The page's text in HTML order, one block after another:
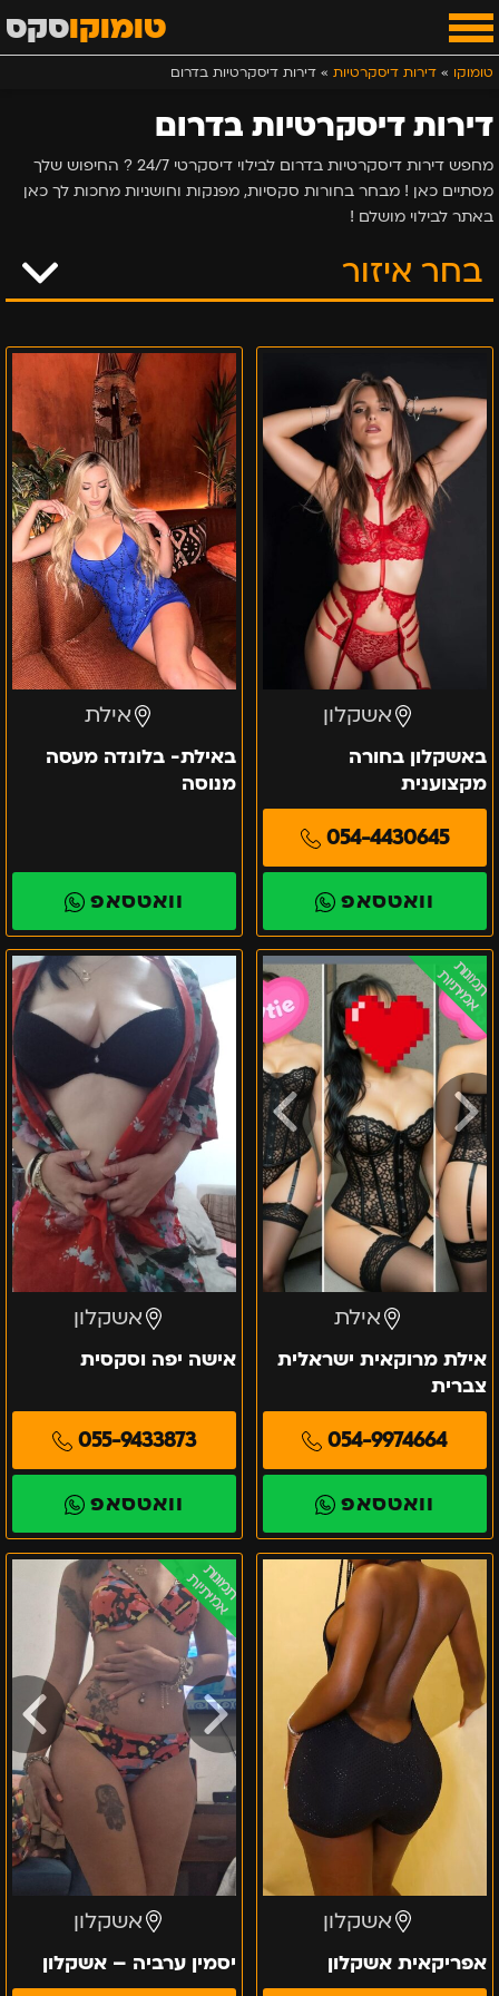
דירות דיסקרטיות בדרום
מחפש דירות דיסקרטיות בדרום לבילוי דיסקרטי 24/7 ? החיפוש שלך
מסתיים כאן ! מבחר בחורות סקסיות, מפנקות וחושניות מחכות לך כאן
באתר לבילוי מושלם !
טומוקוסקס
טומוקו » דירות דיסקרטיות » דירות דיסקרטיות בדרום
בחר איזור
אילת אשקלון באר שבע
אשקלון
באשקלון בחורה
מקצוענית
054-4430645
וואטסאפ
מקצוענית
אילת
באילת- בלונדה מעסה
מנוסה
וואטסאפ
באילת-
בלונדה
מעסה
מנוסה
תמונות
אמיתיות
אילת
אילת מרוקאית ישראלית
צברית
054-9974664
וואטסאפ
אילת
מרוקאית
ישראלית
צברית
אשקלון
אישה יפה וסקסית
055-9433873
וואטסאפ
אישה
יפה
וסקסית
אשקלון
אפריקאית אשקלון
אפריקאית
אשקלון
תמונות
אמיתיות
אשקלון
יסמין ערביה – אשקלון
יסמין
ערביה
אשקלון